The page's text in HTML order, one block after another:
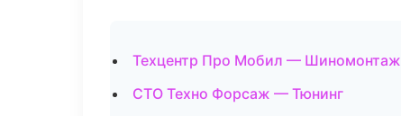
Техцентр Про Мобил — Шиномонтаж
СТО Техно Форсаж — Тюнинг